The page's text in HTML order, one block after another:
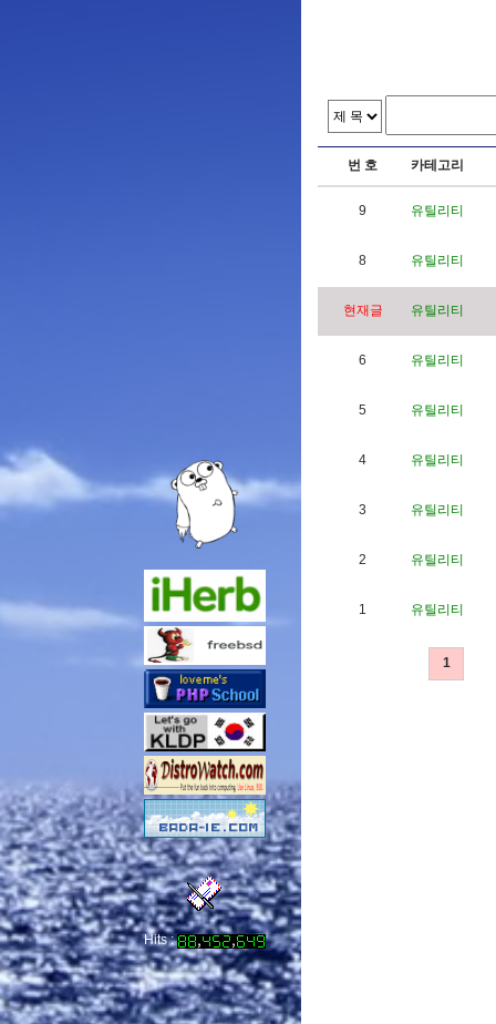
Hits :
번 호 카테고리
9 유틸리티
8 유틸리티
현재글 유틸리티
6 유틸리티
5 유틸리티
4 유틸리티
3 유틸리티
2 유틸리티
1 유틸리티
1